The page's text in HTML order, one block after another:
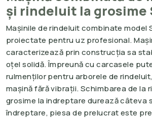
și rindeluit la grosime
Mașinile de rindeluit combinate model
proiectate pentru uz profesional.
caracterizează prin construcția sa
oțel solidă. Împreună cu carcasele
rulmenților pentru arborele de
mașină fără vibrații. Schimbarea de la
grosime la indreptare durează câteva
îndreptare, piesa de prelucrat este